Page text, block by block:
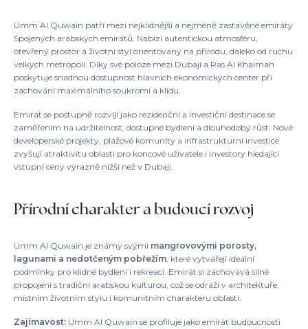
Umm Al Quwain patří mezi nejklidnější a nejméně zastavěné emiráty
Spojených arabských emirátů. Nabízí autentickou atmosféru,
otevřený prostor a životní styl orientovaný na přírodu, daleko od ruchu
velkých metropolí. Díky své poloze mezi Dubají a Ras Al Khaimah
poskytuje snadnou dostupnost hlavních ekonomických center při
zachování maximálního soukromí a klidu.
Emirát se postupně rozvíjí jako rezidenční a investiční destinace se
zaměřením na udržitelnost, dostupné bydlení a dlouhodobý růst. Nové
developerské projekty, plážové komunity a infrastrukturní investice
zvyšují atraktivitu oblasti pro koncové uživatele i investory hledající
vstupní ceny výrazně nižší než v Dubaji.
Přírodní charakter a budoucí rozvoj
Umm Al Quwain je známý svými mangrovovými porosty,
lagunami a nedotčeným pobřežím, které vytvářejí ideální
podmínky pro klidné bydlení i rekreaci. Emirát si zachovává silné
propojení s tradiční arabskou kulturou, což se odráží v architektuře,
místním životním stylu i komunitním charakteru oblasti.
Zajímavost: Umm Al Quwain se profiluje jako emirát budoucnosti